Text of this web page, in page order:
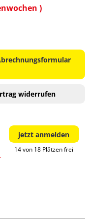
)
widerrufen
jetzt anmelden
14 von 18 Plätzen frei